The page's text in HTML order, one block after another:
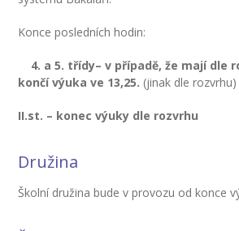
-- Objednávky a odhlašování
-- Cizí strávníci
Pro rodiče
Konce posledních hodin:
4. a 5. třídy– v případě, že mají dle
končí výuka ve 13,25. (jinak dle rozvrhu)
II.st. – konec výuky dle rozvrhu
Družina
Školní družina bude v provozu od konce